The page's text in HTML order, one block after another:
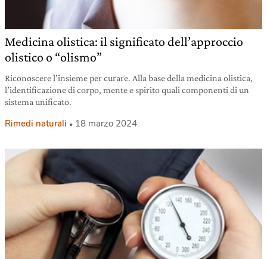
Medicina olistica: il significato dell’approccio
olistico o “olismo”
Riconoscere l’insieme per curare. Alla base della medicina olistica,
l’identificazione di corpo, mente e spirito quali componenti di un
sistema unificato.
Rimedi naturali 18 marzo 2024